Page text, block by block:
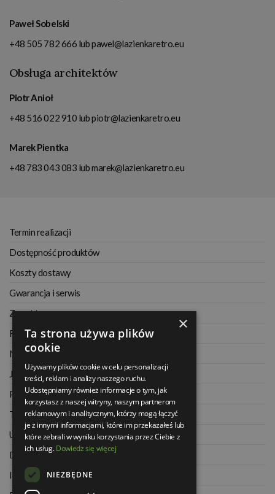
Paweł Sobelski
+48 505 782 666 lubpawel@lazienkaretro.eu
Obsługa architektów
Piotr Anioł
+48 516 022 910 lubpiotr@lazienkaretro.eu
Marek Pientka
+48 783 043 083 lubmarek@lazienkaretro.eu
Termin realizacji
Dostępność produktów
Koszty dostawy
Gwarancja i serwis
Zwrot towaru
Regulamin
Najczęściej zadawane pytania
Jak kupować na raty
Polityka prywatności
Twoje zamówienia
Ustawienia konta
Dane kontaktowe
Informacje o firmie
×
Ta strona używa plików
cookie
Używamy plików cookie w celu personalizacji
treści, reklam i analizy naszego ruchu.
Udostępniamy również informacje o tym, jak
korzystasz z naszej witryny, naszym partnerom
reklamowym i analitycznym, którzy mogą łączyć
je z innymi informacjami, które im przekazałeś lub
które zebrali w wyniku korzystania przez Ciebie z
ich usług.Dowiedz się więcej
NIEZBĘDNE